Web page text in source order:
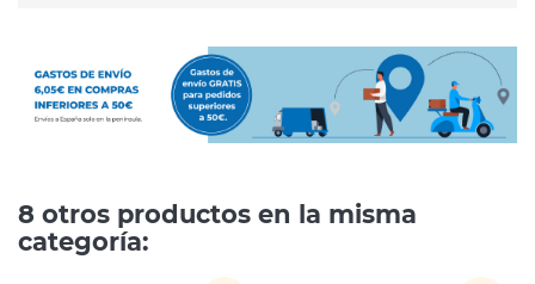
8 otros productos en la misma
categoría: